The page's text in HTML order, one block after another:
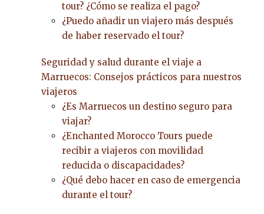
tour? ¿Cómo se realiza el pago?
¿Puedo añadir un viajero más después
de haber reservado el tour?
Seguridad y salud durante el viaje a
Marruecos: Consejos prácticos para nuestros
viajeros
¿Es Marruecos un destino seguro para
viajar?
¿Enchanted Morocco Tours puede
recibir a viajeros con movilidad
reducida o discapacidades?
¿Qué debo hacer en caso de emergencia
durante el tour?